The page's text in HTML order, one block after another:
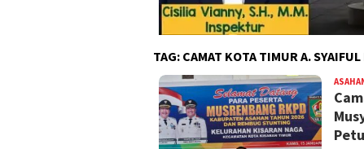
TAG: ‎CAMAT KOTA TIMUR A. SYAIFUL